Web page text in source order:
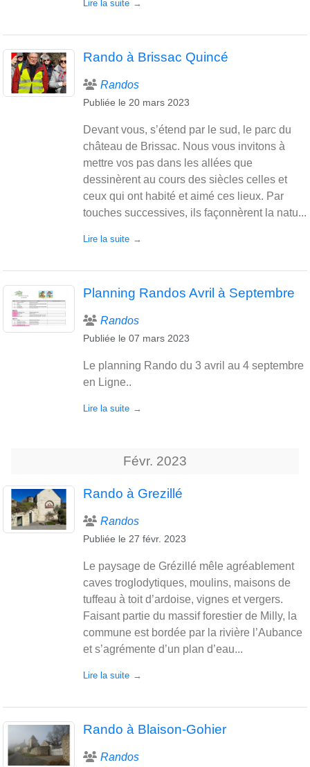
Lire la suite
Rando à Brissac Quincé
Randos
Publiée le 20 mars 2023
Devant vous, s’étend par le sud, le parc du
château de Brissac. Nous vous invitons à
mettre vos pas dans les allées que
dessinèrent au cours des siècles celles et
ceux qui ont habité et aimé ces lieux. Par
touches successives, ils façonnèrent la natu...
Lire la suite
Planning Randos Avril à Septembre
Randos
Publiée le 07 mars 2023
Le planning Rando du 3 avril au 4 septembre
en Ligne..
Lire la suite
Févr. 2023
Rando à Grezillé
Randos
Publiée le 27 févr. 2023
Le paysage de Grézillé mêle agréablement
caves troglodytiques, moulins, maisons de
tuffeau à toit d’ardoise, vignes et vergers.
Faisant partie du massif forestier de Milly, la
commune est bordée par la rivière l’Aubance
et s’agrémente d’un plan d’eau...
Lire la suite
Rando à Blaison-Gohier
Randos